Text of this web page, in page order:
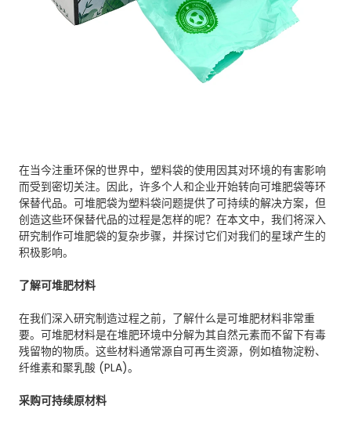
在当今注重环保的世界中，塑料袋的使用因其对环境的有害影响
而受到密切关注。因此，许多个人和企业开始转向可堆肥袋等环
保替代品。可堆肥袋为塑料袋问题提供了可持续的解决方案，但
创造这些环保替代品的过程是怎样的呢？在本文中，我们将深入
研究制作可堆肥袋的复杂步骤，并探讨它们对我们的星球产生的
积极影响。
了解可堆肥材料
在我们深入研究制造过程之前，了解什么是可堆肥材料非常重
要。可堆肥材料是在堆肥环境中分解为其自然元素而不留下有毒
残留物的物质。这些材料通常源自可再生资源，例如植物淀粉、
纤维素和聚乳酸 (PLA)。
采购可持续原材料